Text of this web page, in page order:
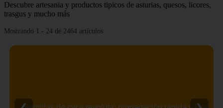
Descubre artesania y productos tipicos de asturias, quesos, licores,
trasgus y mucho más
Mostrando 1 - 24 de 2464 artículos